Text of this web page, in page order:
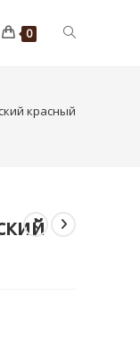
0
ВЕБ-
красный